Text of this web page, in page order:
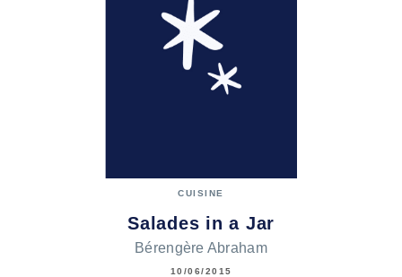
CUISINE
Salades in a Jar
Bérengère Abraham
10/06/2015